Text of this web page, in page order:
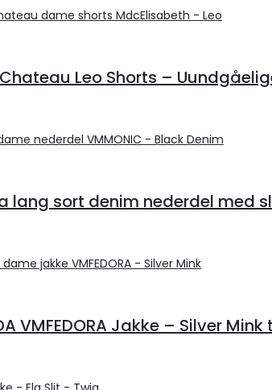
Leo Shorts –
lang sort denim nederdel med
VMFEDORA Jakke – Silver